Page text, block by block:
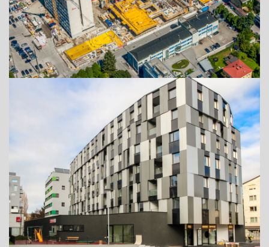
KONTAKT
ADRESSE